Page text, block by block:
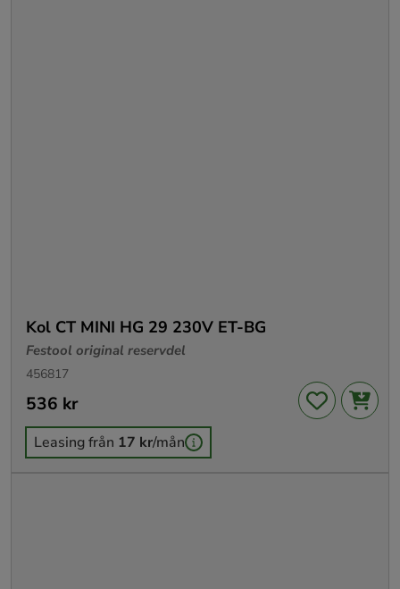
Kol CT MINI HG 29 230V ET-BG
Festool original reservdel
456817
Pris: 536 kr
536 kr
Leasing från 17 kr/mån